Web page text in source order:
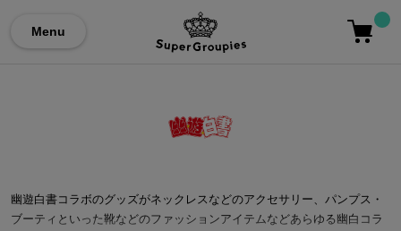
Menu
幽遊白書コラボのグッズがネックレスなどのアクセサリー、パンプス・
ブーティといった靴などのファッションアイテムなどあらゆる幽白コラ